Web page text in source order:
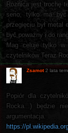
Różnica jest trochę
serio, tylko ma
przegięciu był metal
być poważny i do
Mag celuje tylko w
czytelników Teraz
Zsamot 2 lata
Popiór dla
Rocka...) będzie
argumentacja.
https://